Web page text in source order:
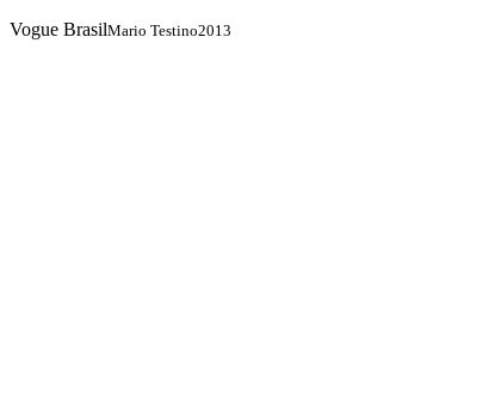
Vogue BrasilMario Testino2013